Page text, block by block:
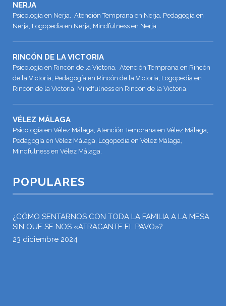
NERJA
Psicología en Nerja, Atención Temprana en Nerja, Pedagogía en
Nerja, Logopedia en Nerja, Mindfulness en Nerja.
RINCÓN DE LA VICTORIA
Psicología en Rincón de la Victoria, Atención Temprana en Rincón
de la Victoria, Pedagogía en Rincón de la Victoria, Logopedia en
Rincón de la Victoria, Mindfulness en Rincón de la Victoria.
VÉLEZ MÁLAGA
Psicología en Vélez Málaga, Atención Temprana en Vélez Málaga,
Pedagogía en Vélez Málaga, Logopedia en Vélez Málaga,
Mindfulness en Vélez Málaga.
POPULARES
¿CÓMO SENTARNOS CON TODA LA FAMILIA A LA MESA
SIN QUE SE NOS «ATRAGANTE EL PAVO»?
23 diciembre 2024